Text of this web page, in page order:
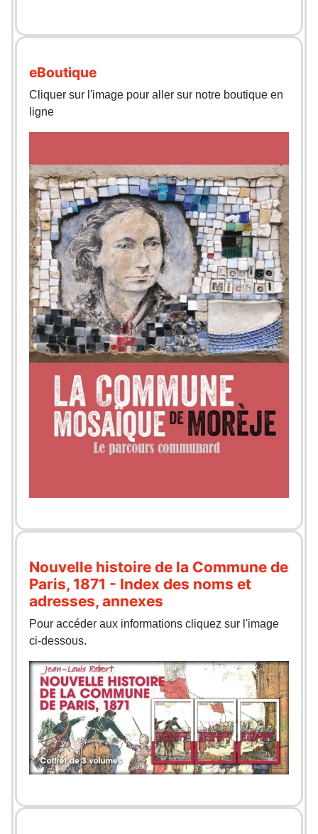
eBoutique
Cliquer sur l'image pour aller sur notre boutique en
ligne
Nouvelle histoire de la Commune de
Paris, 1871 - Index des noms et
adresses, annexes
Pour accéder aux informations cliquez sur l'image
ci-dessous.